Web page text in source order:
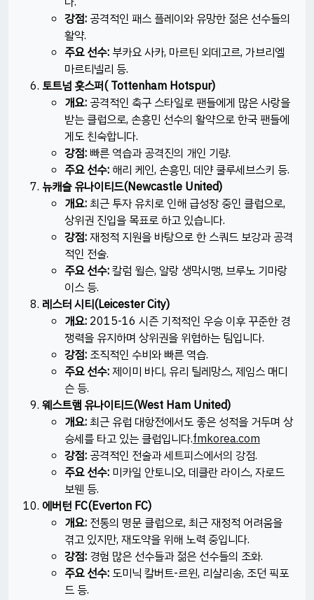
강점: 공격적인 패스 플레이와 유망한 젊은 선수들의
활약.​
주요 선수: 부카요 사카, 마르틴 외데고르, 가브리엘
마르티넬리 등.​
토트넘 홋스퍼( Tottenham Hotspur)
개요: 공격적인 축구 스타일로 팬들에게 많은 사랑을
받는 클럽으로, 손흥민 선수의 활약으로 한국 팬들에
게도 친숙합니다.​
강점: 빠른 역습과 공격진의 개인 기량.​
주요 선수:해리 케인, 손흥민, 데얀 쿨루세브스키 등.​
뉴캐슬 유나이티드(Newcastle United)
개요:최근 투자 유치로 인해 급성장 중인 클럽으로,
상위권 진입을 목표로 하고 있습니다.​
강점:재정적 지원을 바탕으로 한 스쿼드 보강과 공격
적인 전술.​
주요 선수:칼럼 윌슨, 알랑 생막시맹, 브루노 기마랑
이스 등.​
레스터 시티(Leicester City)
개요: 2015-16 시즌 기적적인 우승 이후 꾸준한 경
쟁력을 유지하며 상위권을 위협하는 팀입니다.​
강점: 조직적인 수비와 빠른 역습.​
주요 선수:제이미 바디, 유리 틸레망스, 제임스 매디
슨 등.​
웨스트햄 유나이티드(West Ham United)
개요:최근 유럽 대항전에서도 좋은 성적을 거두며 상
승세를 타고 있는 클럽입니다.​fmkorea.com
강점: 공격적인 전술과 세트피스에서의 강점.​
주요 선수: 미카일 안토니오, 데클란 라이스, 자로드
보웬 등.​
에버턴 FC(Everton FC)
개요: 전통의 명문 클럽으로, 최근 재정적 어려움을
겪고 있지만, 재도약을 위해 노력 중입니다.
강점: 경험 많은 선수들과 젊은 선수들의 조화.
주요 선수: 도미닉 칼버트-르윈, 리샬리송, 조던 픽포
드 등.